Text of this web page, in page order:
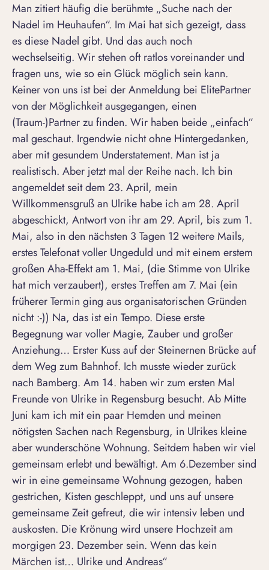
Man zitiert häufig die berühmte „Suche nach der
Nadel im Heuhaufen“. Im Mai hat sich gezeigt, dass
es diese Nadel gibt. Und das auch noch
wechselseitig. Wir stehen oft ratlos voreinander und
fragen uns, wie so ein Glück möglich sein kann.
Keiner von uns ist bei der Anmeldung bei ElitePartner
von der Möglichkeit ausgegangen, einen
(Traum-)Partner zu finden. Wir haben beide „einfach“
mal geschaut. Irgendwie nicht ohne Hintergedanken,
aber mit gesundem Understatement. Man ist ja
realistisch. Aber jetzt mal der Reihe nach. Ich bin
angemeldet seit dem 23. April, mein
Willkommensgruß an Ulrike habe ich am 28. April
abgeschickt, Antwort von ihr am 29. April, bis zum 1.
Mai, also in den nächsten 3 Tagen 12 weitere Mails,
erstes Telefonat voller Ungeduld und mit einem erstem
großen Aha-Effekt am 1. Mai, (die Stimme von Ulrike
hat mich verzaubert), erstes Treffen am 7. Mai (ein
früherer Termin ging aus organisatorischen Gründen
nicht :-)) Na, das ist ein Tempo. Diese erste
Begegnung war voller Magie, Zauber und großer
Anziehung… Erster Kuss auf der Steinernen Brücke auf
dem Weg zum Bahnhof. Ich musste wieder zurück
nach Bamberg. Am 14. haben wir zum ersten Mal
Freunde von Ulrike in Regensburg besucht. Ab Mitte
Juni kam ich mit ein paar Hemden und meinen
nötigsten Sachen nach Regensburg, in Ulrikes kleine
aber wunderschöne Wohnung. Seitdem haben wir viel
gemeinsam erlebt und bewältigt. Am 6.Dezember sind
wir in eine gemeinsame Wohnung gezogen, haben
gestrichen, Kisten geschleppt, und uns auf unsere
gemeinsame Zeit gefreut, die wir intensiv leben und
auskosten. Die Krönung wird unsere Hochzeit am
morgigen 23. Dezember sein. Wenn das kein
Märchen ist… Ulrike und Andreas“